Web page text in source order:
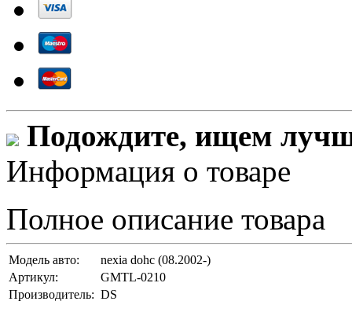
Подождите, ищем
Информация о товаре
Полное описание товара
Модель авто:
nexia dohc (08.2002-)
Артикул:
GMTL-0210
Производитель: DS